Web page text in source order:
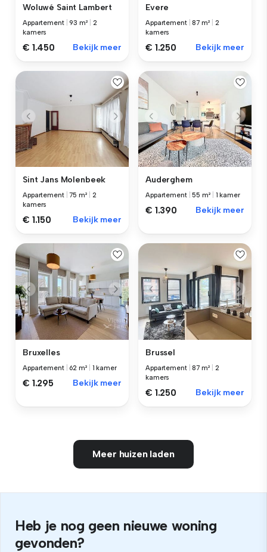
Woluwé Saint Lambert
Appartement |93 m²
2
kamers
€ 1.450 Bekijk meer
Evere
Appartement |87 m²
2
kamers
€ 1.250 Bekijk meer
Sint Jans Molenbeek
Appartement |75 m²
2
kamers
€ 1.150 Bekijk meer
Auderghem
Appartement |55 m² 1 kamer
€ 1.390 Bekijk meer
Bruxelles
Appartement 62 m² 1 kamer
€ 1.295 Bekijk meer
Brussel
Appartement |87 m²
2
kamers
€ 1.250 Bekijk meer
Meer huizen laden
Heb je nog geen nieuwe woning
gevonden?